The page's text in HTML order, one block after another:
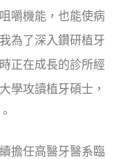
嚼機能，也能使病
為了深入鑽研植牙
正在成長的診所經
學攻讀植牙碩士，
擔任高醫牙醫系臨